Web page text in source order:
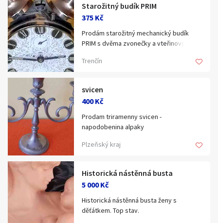
Starožitný budík PRIM
375 Kč
Prodám starožitný mechanický budík
PRIM s dvěma zvonečky a vteřinovou
Na dobírku neposílám, na SMS
Trenčín
svicen
400 Kč
Prodam triramenny svicen -
napodobenina alpaky
Plzeňský kraj
Historická nástěnná busta
5 000 Kč
Historická nástěnná busta ženy s
děťátkem. Top stav.